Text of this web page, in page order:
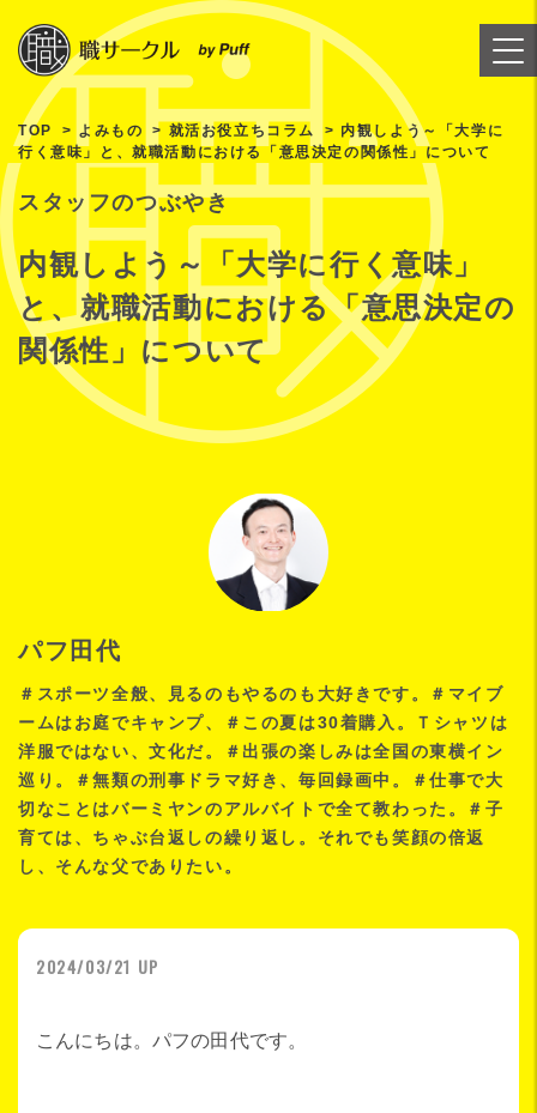
TOP よみもの 就活お役立ちコラム
内観しよう～「大学に
行く意味」と、就職活動における「意思決定の関係性」について
スタッフのつぶやき
内観しよう～「大学に行く意味」
と、就職活動における「意思決定の
関係性」について
パフ田代
＃スポーツ全般、見るのもやるのも大好きです。＃マイブ
ームはお庭でキャンプ、＃この夏は30着購入。Ｔシャツは
洋服ではない、文化だ。＃出張の楽しみは全国の東横イン
巡り。＃無類の刑事ドラマ好き、毎回録画中。＃仕事で大
切なことはバーミヤンのアルバイトで全て教わった。＃子
育ては、ちゃぶ台返しの繰り返し。それでも笑顔の倍返
し、そんな父でありたい。
2024/03/21 UP
こんにちは。パフの田代です。